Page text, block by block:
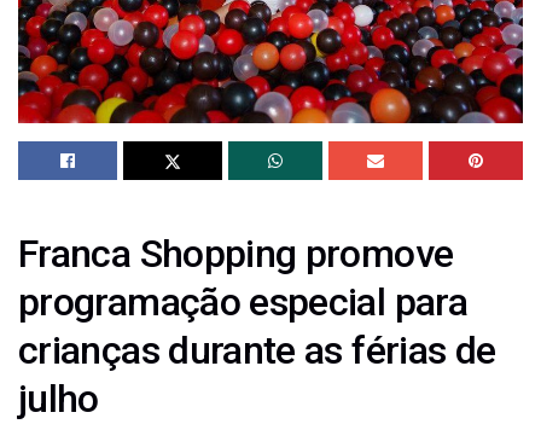
Franca Shopping promove
programação especial para
crianças durante as férias de
julho